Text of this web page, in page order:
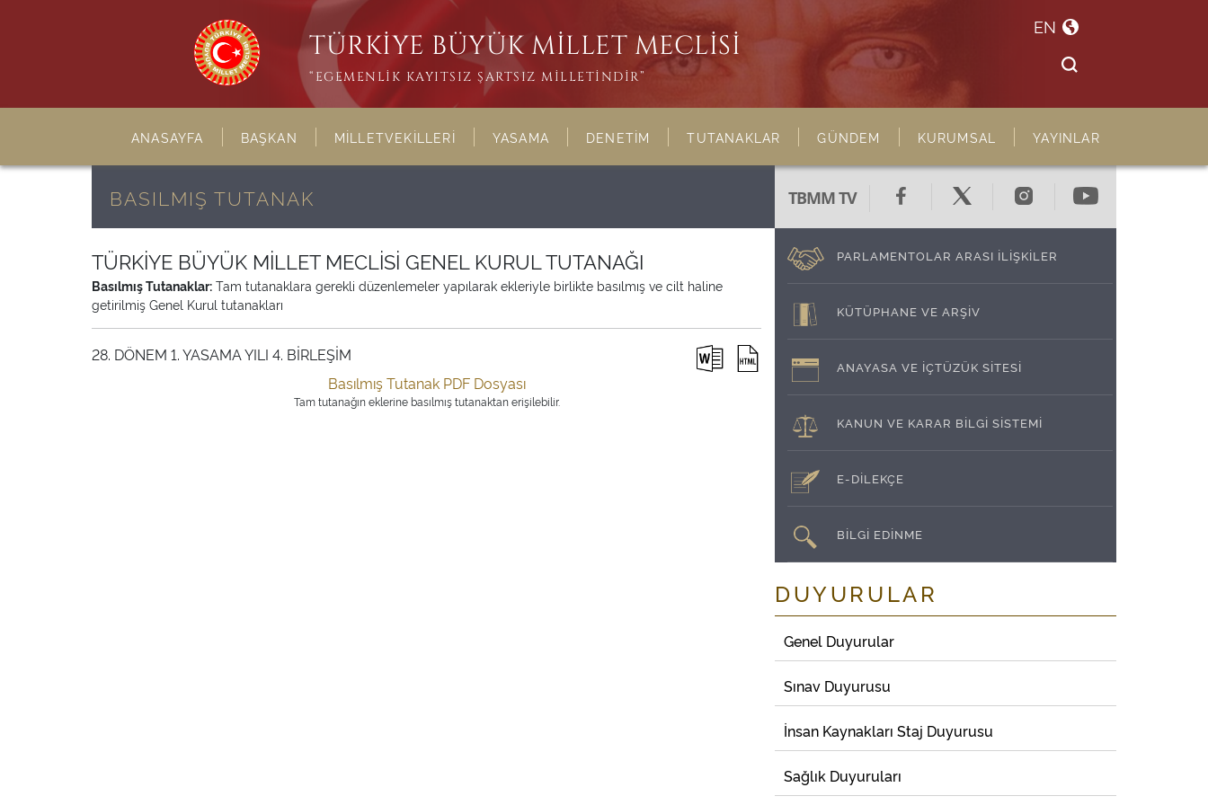
TÜRKİYE BÜYÜK MİLLET MECLİSİ
“EGEMENLİK KAYITSIZ ŞARTSIZ MİLLETİNDİR”
EN
ANASAYFA BAŞKAN MİLLETVEKİLLERİ YASAMA DENETİM TUTANAKLAR GÜNDEM KURUMSAL YAYINLAR
BASILMIŞ TUTANAK
TÜRKİYE BÜYÜK MİLLET MECLİSİ GENEL KURUL TUTANAĞI
Basılmış Tutanaklar: Tam tutanaklara gerekli düzenlemeler yapılarak ekleriyle birlikte basılmış ve cilt haline
getirilmiş Genel Kurul tutanakları
28. DÖNEM 1. YASAMA YILI 4. BİRLEŞİM
Basılmış Tutanak PDF Dosyası
Tam tutanağın eklerine basılmış tutanaktan erişilebilir.
TBMM TV
PARLAMENTOLAR ARASI İLİŞKİLER
KÜTÜPHANE VE ARŞİV
ANAYASA VE İÇTÜZÜK SİTESİ
KANUN VE KARAR BİLGİ SİSTEMİ
E-DİLEKÇE
BİLGİ EDİNME
DUYURULAR
Genel Duyurular
Sınav Duyurusu
İnsan Kaynakları Staj Duyurusu
Sağlık Duyuruları